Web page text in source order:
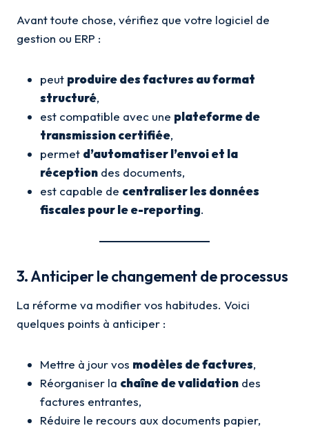
Avant toute chose, vérifiez que votre logiciel de
gestion ou ERP :
peut produire des factures au format
structuré,
est compatible avec une plateforme de
transmission certifiée,
permet d’automatiser l’envoi et la
réception des documents,
est capable de centraliser les données
fiscales pour le e-reporting.
3. Anticiper le changement de processus
La réforme va modifier vos habitudes. Voici
quelques points à anticiper :
Mettre à jour vos modèles de factures,
Réorganiser la chaîne de validation des
factures entrantes,
Réduire le recours aux documents papier,